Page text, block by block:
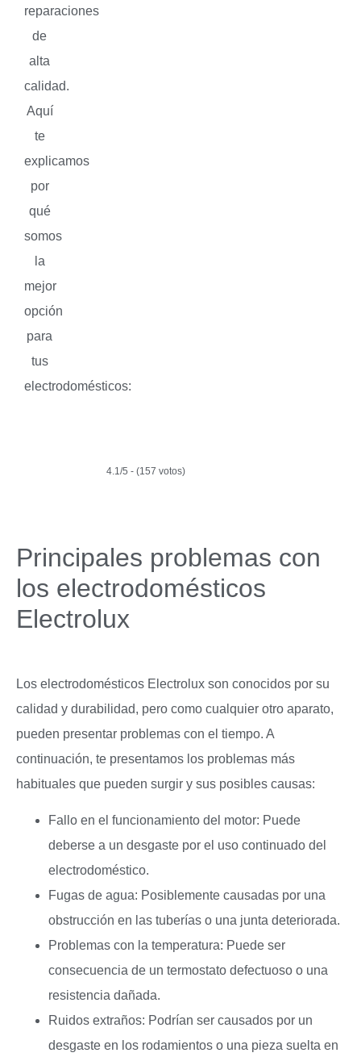
reparaciones
de
alta
calidad.
Aquí
te
explicamos
por
qué
somos
la
mejor
opción
para
tus
electrodomésticos:
4.1/5 - (157 votos)
Principales problemas con
los electrodomésticos
Electrolux
Los electrodomésticos Electrolux son conocidos por su
calidad y durabilidad, pero como cualquier otro aparato,
pueden presentar problemas con el tiempo. A
continuación, te presentamos los problemas más
habituales que pueden surgir y sus posibles causas:
Fallo en el funcionamiento del motor: Puede
deberse a un desgaste por el uso continuado del
electrodoméstico.
Fugas de agua: Posiblemente causadas por una
obstrucción en las tuberías o una junta deteriorada.
Problemas con la temperatura: Puede ser
consecuencia de un termostato defectuoso o una
resistencia dañada.
Ruidos extraños: Podrían ser causados por un
desgaste en los rodamientos o una pieza suelta en